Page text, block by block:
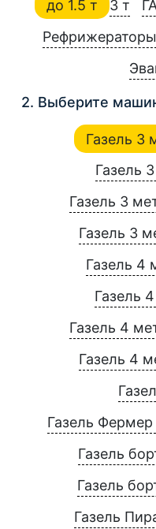
до 1.5 т 3 т
Рефрижераторы
2. Выберите
Газель 3
Газель
Газель 3
Газель 3
Газель 4
Газель
Газель 4
Газель 4
Газель Фермер
Газель
Газель
Газель